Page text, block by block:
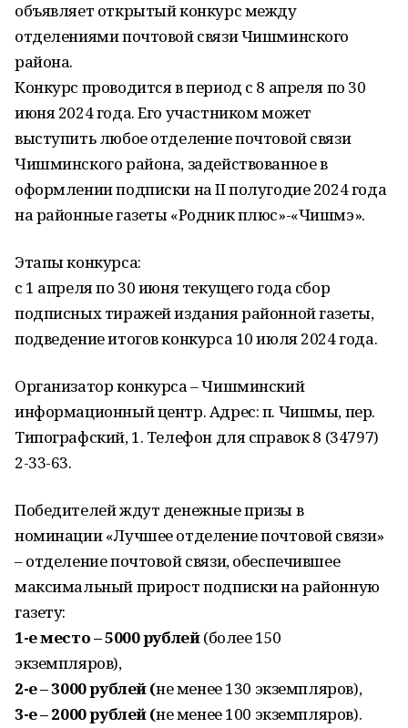
объявляет открытый конкурс между
отделениями почтовой связи Чишминского
района.
Конкурс проводится в период с 8 апреля по 30
июня 2024 года. Его участником может
выступить любое отделение почтовой связи
Чишминского района, задействованное в
оформлении подписки на II полугодие 2024 года
на районные газеты «Родник плюс»-«Чишмэ».
Этапы конкурса:
c 1 апреля по 30 июня текущего года сбор
подписных тиражей издания районной газеты,
подведение итогов конкурса 10 июля 2024 года.
Организатор конкурса – Чишминский
информационный центр. Адрес: п. Чишмы, пер.
Типографский, 1. Телефон для справок 8 (34797)
2-33-63.
Победителей ждут денежные призы в
номинации «Лучшее отделение почтовой связи»
– отделение почтовой связи, обеспечившее
максимальный прирост подписки на районную
газету:
1-е место – 5000 рублей(более 150
экземпляров),
2-е – 3000 рублей (не менее 130 экземпляров),
3-е – 2000 рублей (не менее 100 экземпляров).